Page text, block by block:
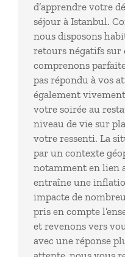
d’apprendre votre
séjour à Istanbul.
nous disposons
retours négatifs sur
comprenons
pas répondu à vos
également
votre soirée au
niveau de vie sur
votre ressenti. La
par un contexte
notamment en lien
entraîne une
impacte de
pris en compte
et revenons vers
avec une réponse